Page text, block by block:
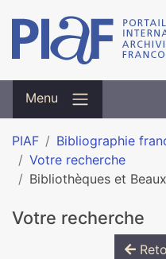
Menu
PIAF
Bibliographie
Votre recherche
Bibliothèques et
Votre recherche